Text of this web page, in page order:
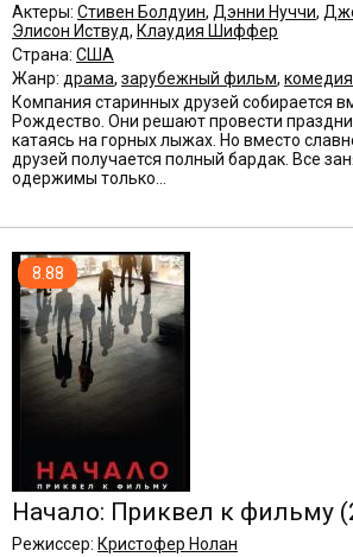
Актеры: Стивен Болдуин, Дэнни Нуччи,
Элисон Иствуд, Клаудия Шиффер
Страна: США
Жанр: драма, зарубежный фильм, комедия
Компания старинных друзей собирается
Рождество. Они решают провести
катаясь на горных лыжах. Но вместо
друзей получается полный бардак. Все
одержимы только...
8.88
Начало: Приквел к фильму
Режиссер: Кристофер Нолан